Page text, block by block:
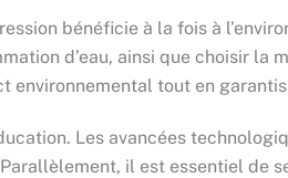
bénéficie à la fois à
d’eau, ainsi que choisir la
environnemental tout en
Les avancées
il est essentiel de